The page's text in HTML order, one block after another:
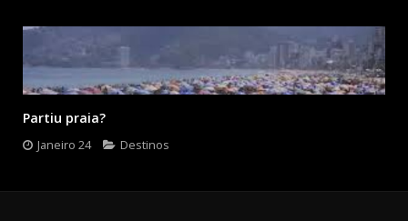
Partiu praia?
Janeiro 24 Destinos